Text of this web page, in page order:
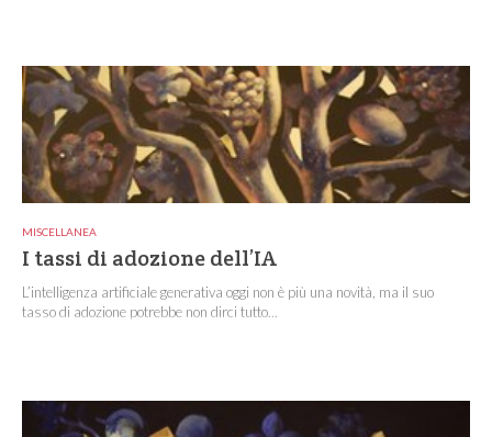
MISCELLANEA
I tassi di adozione dell’IA
L’intelligenza artificiale generativa oggi non è più una novità, ma il suo
tasso di adozione potrebbe non dirci tutto...